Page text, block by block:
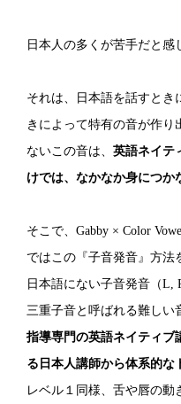
日本人の多くが苦手だと感
それは、日本語を話すとき
きによって特有の音が作
ないこの音は、英語ネイテ
けでは、なかなか身につか
そこで、Gabby × Color
ではこの『子音発音』方法
日本語にない子音発音（L,
三重子音と呼ばれる難しい
指導専門の英語ネイティブ
る日本人講師から体系的な
レベル１同様、舌や唇の動